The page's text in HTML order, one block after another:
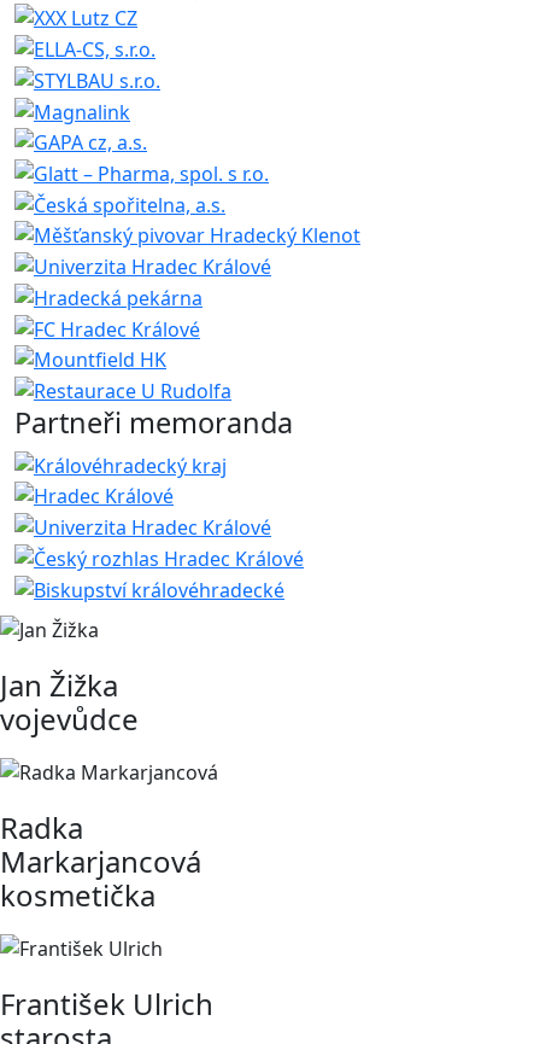
Partneři memoranda
Jan Žižka
vojevůdce
Radka
Markarjancová
kosmetička
František Ulrich